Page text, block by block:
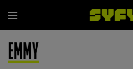
para
o
conteúdo
principal
Menu
EMMY